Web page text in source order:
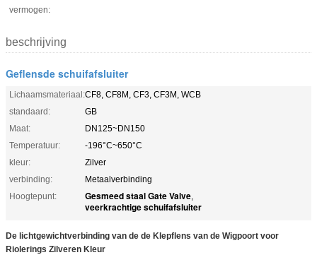
vermogen:
beschrijving
Geflensde schuifafsluiter
Lichaamsmateriaal:CF8, CF8M, CF3, CF3M, WCB
standaard:
GB
Maat:
DN125~DN150
Temperatuur:
-196°C~650°C
kleur:
Zilver
verbinding:
Metaalverbinding
Hoogtepunt:
Gesmeed staal Gate Valve,
veerkrachtige schuifafsluiter
De lichtgewichtverbinding van de de Klepflens van de Wigpoort voor
Riolerings Zilveren Kleur